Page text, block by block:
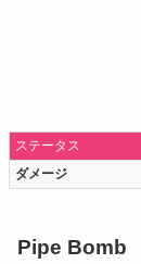
ステータス
ダメージ
Pipe Bomb